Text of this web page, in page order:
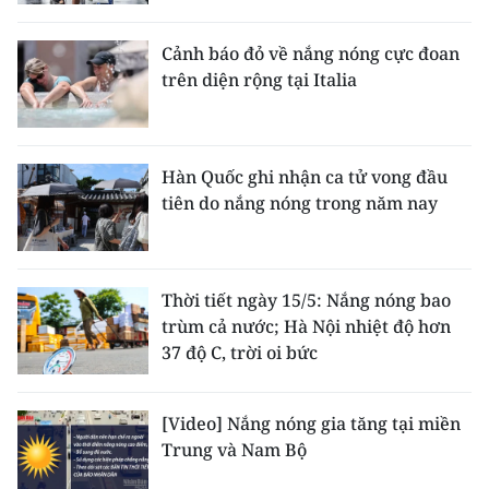
GIÁO DỤC
KHOA HỌC - CÔNG NGHỆ
MÔI TRƯỜNG
BẠN ĐỌC
KIỂM CHỨNG THÔNG TIN
54 DÂN TỘC VIỆT NAM
Cảnh báo đỏ về nắng nóng cực đoan
trên diện rộng tại Italia
Hàn Quốc ghi nhận ca tử vong đầu
tiên do nắng nóng trong năm nay
Thời tiết ngày 15/5: Nắng nóng bao
trùm cả nước; Hà Nội nhiệt độ hơn
37 độ C, trời oi bức
[Video] Nắng nóng gia tăng tại miền
Trung và Nam Bộ